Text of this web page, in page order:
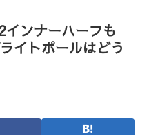
ンナーハーフも
イトポールはどう